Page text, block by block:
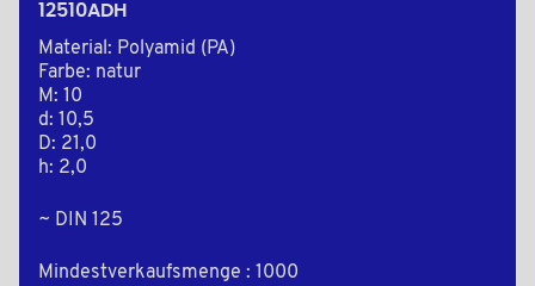
12510ADH
Material: Polyamid (PA)
Farbe: natur
M: 10
d: 10,5
D: 21,0
h: 2,0
~ DIN 125
Mindestverkaufsmenge : 1000